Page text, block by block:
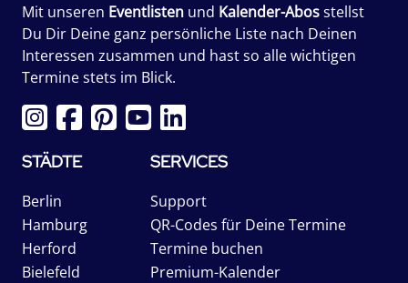
Mit unseren Eventlisten und Kalender-Abosstellst
Du Dir Deine ganz persönliche Liste nach Deinen
Interessen zusammen und hast so alle wichtigen
Termine stets im Blick.
STÄDTE
Berlin
Hamburg
Herford
Bielefeld
SERVICES
Support
QR-Codes für Deine Termine
Termine buchen
Premium-Kalender